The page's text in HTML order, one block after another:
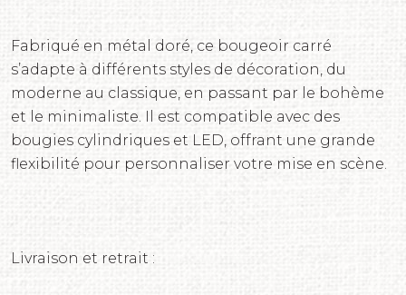
Fabriqué en métal doré, ce bougeoir carré
s’adapte à différents styles de décoration, du
moderne au classique, en passant par le bohème
et le minimaliste. Il est compatible avec des
bougies cylindriques et LED, offrant une grande
flexibilité pour personnaliser votre mise en scène.
Livraison et retrait :